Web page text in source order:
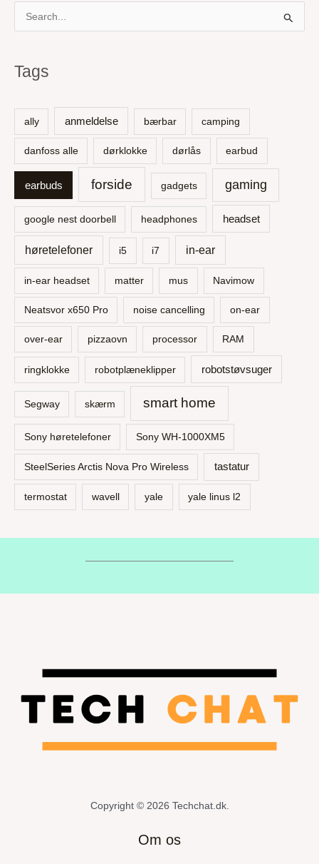
e
e
Tags
ally anmeldelse bærbar camping
danfoss alle dørklokke dørlås earbud
earbuds forside gadgets gaming
google nest doorbell headphones headset
høretelefoner i5 i7 in-ear
in-ear headset matter mus Navimow
Neatsvor x650 Pro noise cancelling on-ear
over-ear pizzaovn processor RAM
ringklokke robotplæneklipper robotstøvsuger
Segway skærm smart home
Sony høretelefoner Sony WH-1000XM5
SteelSeries Arctis Nova Pro Wireless tastatur
termostat wavell yale yale linus l2
Copyright © 2026 Techchat.dk.
Om os